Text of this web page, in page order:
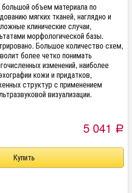
большой объем материала по
мягких тканей, наглядно и
клинические случаи,
морфологической базы.
Большое количество схем,
более четко понимать
изменений, наиболее
кожи и придатков,
структур с применением
визуализации.
5 041 Р